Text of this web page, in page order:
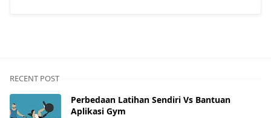
RECENT POST
Perbedaan Latihan Sendiri Vs Bantuan
Aplikasi Gym